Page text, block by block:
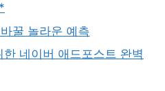
꿀 놀라운 예측
네이버 애드포스트 완벽